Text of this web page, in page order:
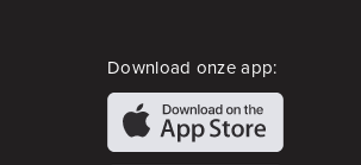
Download onze app: